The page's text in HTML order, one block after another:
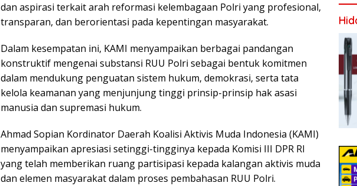
dan aspirasi terkait arah reformasi kelembagaan Polri yang profesional,
transparan, dan berorientasi pada kepentingan masyarakat.
Dalam kesempatan ini, KAMI menyampaikan berbagai pandangan
konstruktif mengenai substansi RUU Polri sebagai bentuk komitmen
dalam mendukung penguatan sistem hukum, demokrasi, serta tata
kelola keamanan yang menjunjung tinggi prinsip-prinsip hak asasi
manusia dan supremasi hukum.
Ahmad Sopian Kordinator Daerah Koalisi Aktivis Muda Indonesia (KAMI)
menyampaikan apresiasi setinggi-tingginya kepada Komisi III DPR RI
yang telah memberikan ruang partisipasi kepada kalangan aktivis muda
dan elemen masyarakat dalam proses pembahasan RUU Polri.